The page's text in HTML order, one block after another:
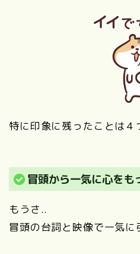
特に印象に残ったことは４
冒頭から一気に心をも
もうさ..
冒頭の台詞と映像で一気に